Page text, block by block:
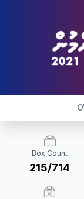
Box Count
215/714